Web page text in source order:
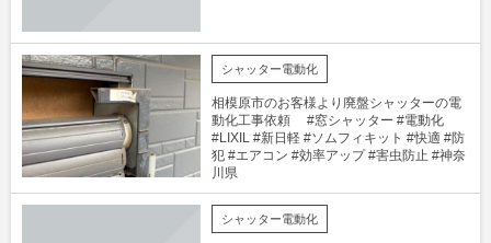
シャッター電動化
相模原市のお客様より廃盤シャッターの電
動化工事依頼 #窓シャッター #電動化
#LIXIL #新日軽 #ソムフィキット #快適 #防
犯 #エアコン #効率アップ #害虫防止 #神奈
川県
シャッター電動化